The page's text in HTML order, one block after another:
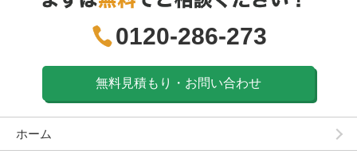
0120-286-273
無料見積もり・お問い合わせ
ホーム